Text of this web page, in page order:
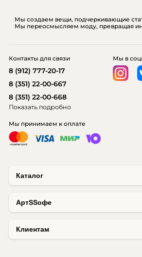
Мы создаем вещи, подчеркивающие
Мы переосмысляем моду, превращая
Каталог
AртSSофе
Клиентам
Мы принимаем к оплате
Мы в
Контакты для связи
8 (912) 777-20-17
8 (351) 22-00-667
8 (351) 22-00-668
Показать подробно